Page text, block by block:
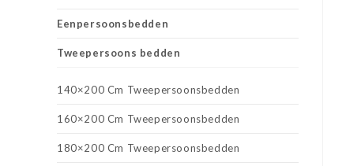
Eenpersoonsbedden
Tweepersoons bedden
140×200 Cm Tweepersoonsbedden
160×200 Cm Tweepersoonsbedden
180×200 Cm Tweepersoonsbedden